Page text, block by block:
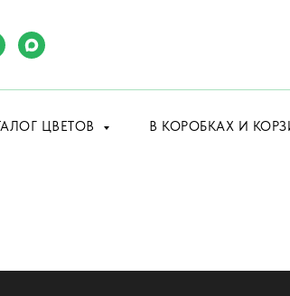
ЦВЕТОВ В КОРОБКАХ И